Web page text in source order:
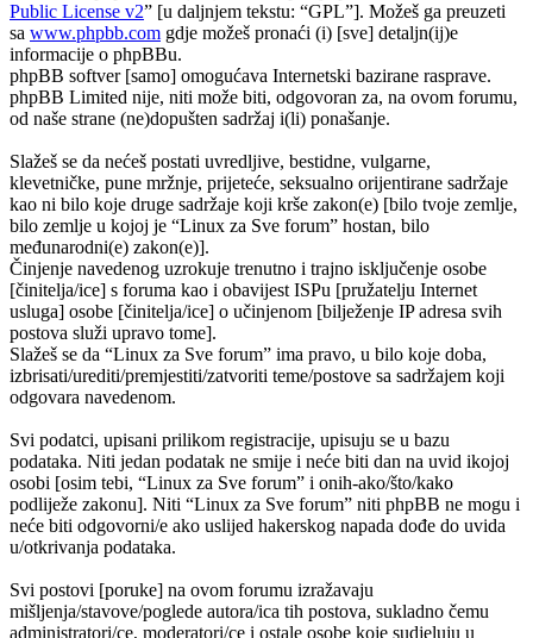
Public License v2” [u daljnjem tekstu: “GPL”]. Možeš ga preuzeti
sa www.phpbb.com gdje možeš pronaći (i) [sve] detaljn(ij)e
informacije o phpBBu.
phpBB softver [samo] omogućava Internetski bazirane rasprave.
phpBB Limited nije, niti može biti, odgovoran za, na ovom forumu,
od naše strane (ne)dopušten sadržaj i(li) ponašanje.
Slažeš se da nećeš postati uvredljive, bestidne, vulgarne,
klevetničke, pune mržnje, prijeteće, seksualno orijentirane sadržaje
kao ni bilo koje druge sadržaje koji krše zakon(e) [bilo tvoje zemlje,
bilo zemlje u kojoj je “Linux za Sve forum” hostan, bilo
međunarodni(e) zakon(e)].
Činjenje navedenog uzrokuje trenutno i trajno isključenje osobe
[činitelja/ice] s foruma kao i obavijest ISPu [pružatelju Internet
usluga] osobe [činitelja/ice] o učinjenom [bilježenje IP adresa svih
postova služi upravo tome].
Slažeš se da “Linux za Sve forum” ima pravo, u bilo koje doba,
izbrisati/urediti/premjestiti/zatvoriti teme/postove sa sadržajem koji
odgovara navedenom.
Svi podatci, upisani prilikom registracije, upisuju se u bazu
podataka. Niti jedan podatak ne smije i neće biti dan na uvid ikojoj
osobi [osim tebi, “Linux za Sve forum” i onih-ako/što/kako
podliježe zakonu]. Niti “Linux za Sve forum” niti phpBB ne mogu i
neće biti odgovorni/e ako uslijed hakerskog napada dođe do uvida
u/otkrivanja podataka.
Svi postovi [poruke] na ovom forumu izražavaju
mišljenja/stavove/poglede autora/ica tih postova, sukladno čemu
administratori/ce, moderatori/ce i ostale osobe koje sudjeluju u